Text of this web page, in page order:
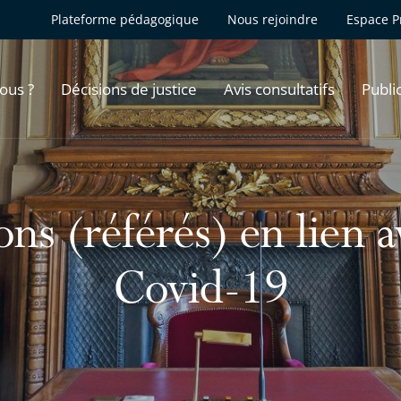
Plateforme pédagogique Nous rejoindre Espace
? Décisions de justice Avis consultatifs
(référés) en lien
Covid-19